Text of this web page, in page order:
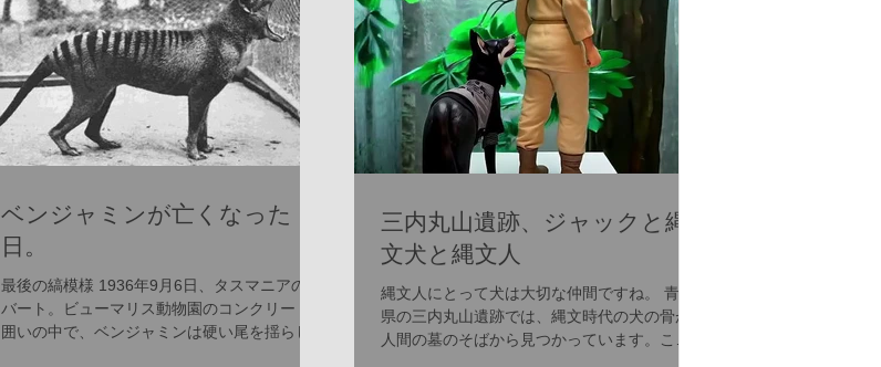
ベンジャミンが亡くなった
日。
最後の縞模様 1936年9月6日、タスマニアのホ
バート。ビューマリス動物園のコンクリートの
囲いの中で、ベンジャミンは硬い尾を揺らしな
三内丸山遺跡、ジャックと縄
文犬と縄文人
縄文人にとって犬は大切な仲間ですね。 青森
県の三内丸山遺跡では、縄文時代の犬の骨が
人間の墓のそばから見つかっています。これ